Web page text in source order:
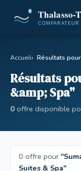
Accueil Résultats
Résultats
&amp; Spa"
0 offre disponible
0 offre pour
Suites & Spa"